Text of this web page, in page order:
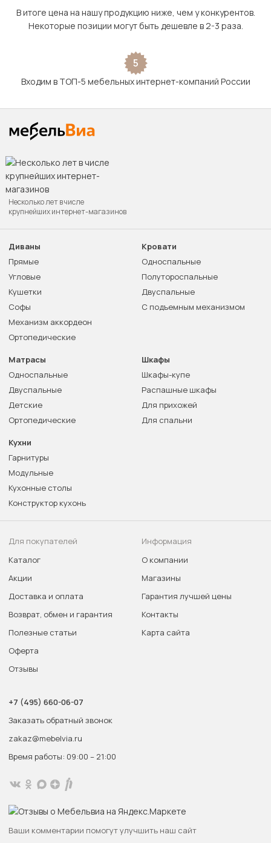
В итоге цена на нашу продукцию ниже, чем у конкурентов.
Некоторые позиции могут быть дешевле в 2-3 раза.
5
Входим в ТОП-5 мебельных интернет-компаний России
Несколько лет в числе
крупнейших интернет-магазинов
Диваны
Прямые
Угловые
Кушетки
Софы
Механизм аккордеон
Ортопедические
Кровати
Односпальные
Полутороспальные
Двуспальные
С подъемным механизмом
Матрасы
Односпальные
Двуспальные
Детские
Ортопедические
Шкафы
Шкафы-купе
Распашные шкафы
Для прихожей
Для спальни
Кухни
Гарнитуры
Модульные
Кухонные столы
Конструктор кухонь
Для покупателей
Каталог
Акции
Доставка и оплата
Возврат, обмен и гарантия
Полезные статьи
Оферта
Отзывы
Информация
О компании
Магазины
Гарантия лучшей цены
Контакты
Карта сайта
+7 (495) 660-06-07
Заказать обратный звонок
zakaz@mebelvia.ru
Время работы: 09:00 – 21:00
Ваши комментарии помогут улучшить наш сайт